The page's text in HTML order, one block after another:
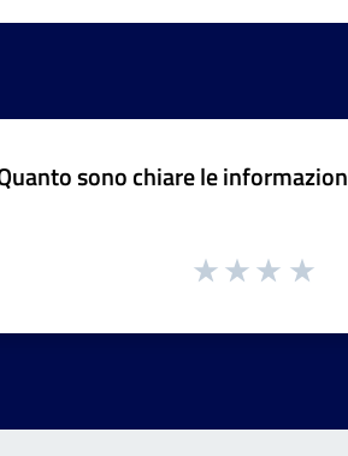
sono chiare le